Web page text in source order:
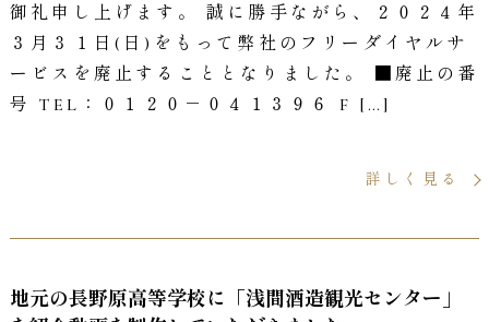
御礼申し上げます。 誠に勝手ながら、２０２４年
３月３１日(日)をもって弊社のフリーダイヤルサ
ービスを廃止することとなりました。 ■廃止の番
号 TEL：０１２０－０４１３９６ F […]
詳しく見る
地元の長野原高等学校に「浅間酒造観光センター」